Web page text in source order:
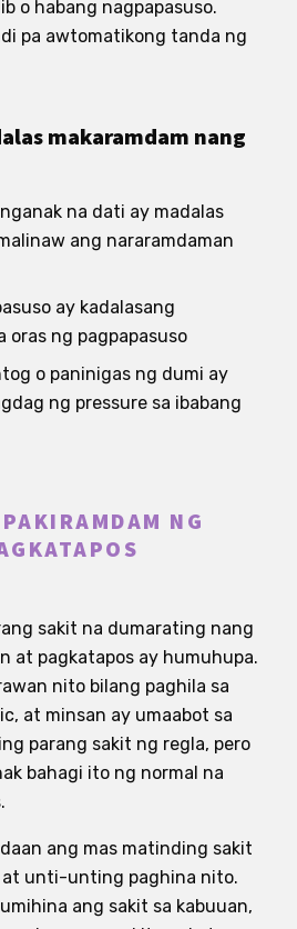
o habang nagpapasuso.
pa awtomatikong tanda ng
makaramdam nang
na dati ay madalas
ang nararamdaman
ay kadalasang
oras ng pagpapasuso
o paninigas ng dumi ay
ng pressure sa ibabang
NG
sakit na dumarating nang
at pagkatapos ay humuhupa.
nito bilang paghila sa
at minsan ay umaabot sa
parang sakit ng regla, pero
bahagi ito ng normal na
ang mas matinding sakit
at unti-unting paghina nito.
ang sakit sa kabuuan,